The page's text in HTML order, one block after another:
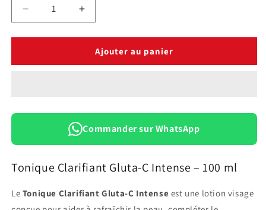
Réduire
la
quantité
Tonique
Intense
Augmenter
la
quantité
Tonique
Intense
–
Ajouter au panier
Commander sur WhatsApp
Tonique Clarifiant Gluta-C Intense – 100 ml
Le Tonique Clarifiant Gluta-C Intense est une lotion visage